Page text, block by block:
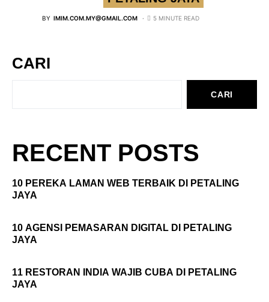
BY IMIM.COM.MY@GMAIL.COM 5 MINUTE READ
CARI
CARI
RECENT POSTS
10 PEREKA LAMAN WEB TERBAIK DI PETALING
JAYA
10 AGENSI PEMASARAN DIGITAL DI PETALING
JAYA
11 RESTORAN INDIA WAJIB CUBA DI PETALING
JAYA